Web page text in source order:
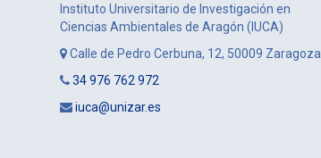
Instituto Universitario de Investigación en
Ciencias Ambientales de Aragón (IUCA)
Calle de Pedro Cerbuna, 12, 50009 Zaragoza
34 976 762 972
iuca@unizar.es